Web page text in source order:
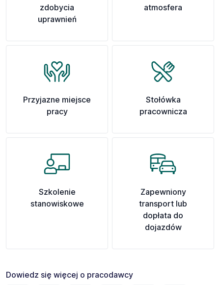
zdobycia
uprawnień
atmosfera
Przyjazne miejsce
pracy
Stołówka
pracownicza
Szkolenie
stanowiskowe
Zapewniony
transport lub
dopłata do
dojazdów
Dowiedz się więcej o pracodawcy